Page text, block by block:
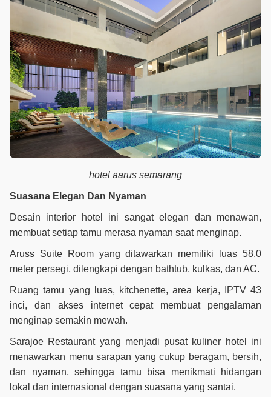
hotel aarus semarang
Suasana Elegan Dan Nyaman
Desain interior hotel ini sangat elegan dan menawan,
membuat setiap tamu merasa nyaman saat menginap.
Aruss Suite Room yang ditawarkan memiliki luas 58.0
meter persegi, dilengkapi dengan bathtub, kulkas, dan AC.
Ruang tamu yang luas, kitchenette, area kerja, IPTV 43
inci, dan akses internet cepat membuat pengalaman
menginap semakin mewah.
Sarajoe Restaurant yang menjadi pusat kuliner hotel ini
menawarkan menu sarapan yang cukup beragam, bersih,
dan nyaman, sehingga tamu bisa menikmati hidangan
lokal dan internasional dengan suasana yang santai.